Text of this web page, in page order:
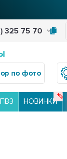
325 75 70
по фото
ПВЗ НОВИНКИ